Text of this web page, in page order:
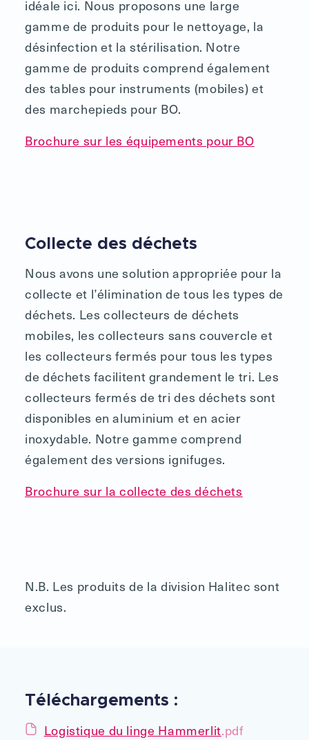
idéale ici. Nous proposons une large
gamme de produits pour le nettoyage, la
désinfection et la stérilisation. Notre
gamme de produits comprend également
des tables pour instruments (mobiles) et
des marchepieds pour BO.
Brochure sur les équipements pour BO
Collecte des déchets
Nous avons une solution appropriée pour la
collecte et l’élimination de tous les types de
déchets. Les collecteurs de déchets
mobiles, les collecteurs sans couvercle et
les collecteurs fermés pour tous les types
de déchets facilitent grandement le tri. Les
collecteurs fermés de tri des déchets sont
disponibles en aluminium et en acier
inoxydable. Notre gamme comprend
également des versions ignifuges.
Brochure sur la collecte des déchets
N.B. Les produits de la division Halitec sont
exclus.
Téléchargements :
Logistique du linge Hammerlit.pdf